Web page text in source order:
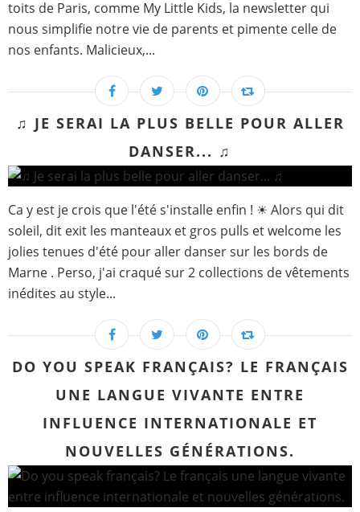
toits de Paris, comme My Little Kids, la newsletter qui
nous simplifie notre vie de parents et pimente celle de
nos enfants. Malicieux,...
♫ JE SERAI LA PLUS BELLE POUR ALLER
DANSER... ♫
Ca y est je crois que l'été s'installe enfin ! ☀ Alors qui dit
soleil, dit exit les manteaux et gros pulls et welcome les
jolies tenues d'été pour aller danser sur les bords de
Marne . Perso, j'ai craqué sur 2 collections de vêtements
inédites au style...
DO YOU SPEAK FRANÇAIS? LE FRANÇAIS
UNE LANGUE VIVANTE ENTRE
INFLUENCE INTERNATIONALE ET
NOUVELLES GÉNÉRATIONS.